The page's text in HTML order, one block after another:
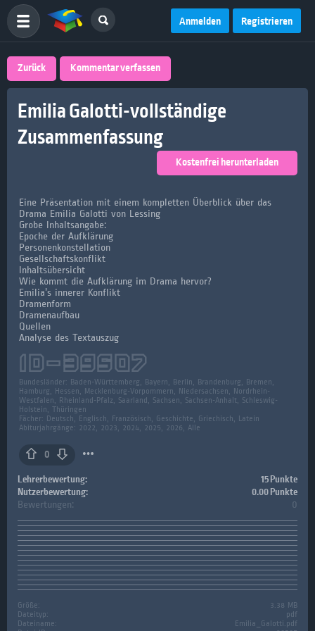
Anmelden Registrieren
Zurück Kommentar verfassen
Emilia Galotti-vollständige
Zusammenfassung
Kostenfrei herunterladen
Lehrerbewertung:
15 Punkte
Nutzerbewertung:
0.00 Punkte
Bewertungen: 0
Größe:
3.38 MB
Dateityp:
pdf
Dateiname:
Emilia_Galotti.pdf
Eine Präsentation mit einem kompletten Überblick über das
Drama Emilia Galotti von Lessing
Grobe Inhaltsangabe:
Epoche der Aufklärung
Personenkonstellation
Gesellschaftskonflikt
Inhaltsübersicht
Wie kommt die Aufklärung im Drama hervor?
Emilia’s innerer Konflikt
Dramenform
Dramenaufbau
Quellen
Analyse des Textauszug
ID-39507
Bundesländer: Baden-Württemberg, Bayern, Berlin, Brandenburg, Bremen,
Hamburg, Hessen, Mecklenburg-Vorpommern, Niedersachsen, Nordrhein-
Westfalen, Rheinland-Pfalz, Saarland, Sachsen, Sachsen-Anhalt, Schleswig-
Holstein, Thüringen
Fächer: Deutsch, Englisch, Französisch, Geschichte, Griechisch, Latein
Abiturjahrgänge: 2022, 2023, 2024, 2025, 2026, Alle
0